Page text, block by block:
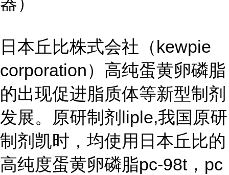
日本丘比株式会社（kewpie
corporation）高纯蛋黄卵磷脂
的出现促进脂质体等新型制剂
发展。原研制剂liple,我国原研
制剂凯时，均使用日本丘比的
高纯度蛋黄卵磷脂pc-98t，pc